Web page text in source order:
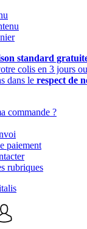
standard
colis en 3 jours
dans le respect de
commande ?
paiement
rubriques